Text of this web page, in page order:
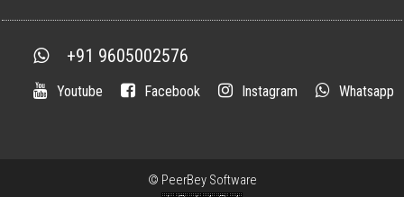
+91 9605002576
Youtube Facebook Instagram Whatsapp
© PeerBey Software